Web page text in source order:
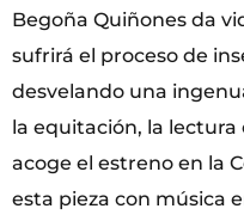
Begoña Quiñones da
sufrirá el proceso de
desvelando una
la equitación, la lectura
acoge el estreno en la
esta pieza con música